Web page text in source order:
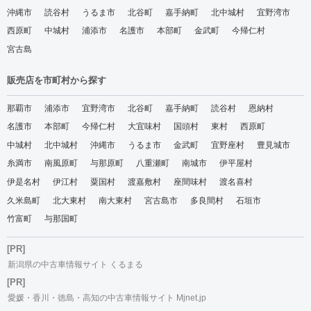
沖縄市
読谷村 うるま市 北谷町 嘉手納町 北中城村
宜野湾市
西原町
中城村 浦添市 名護市 本部町 金武町
今帰仁村
宮古島
販売店を市町村から探す
那覇市 浦添市 宜野湾市 北谷町 嘉手納町 読谷村
恩納村
名護市
本部町 今帰仁村 大宜味村 国頭村 東村
西原町
中城村
北中城村 沖縄市 うるま市 金武町 宜野座村
豊見城市
糸満市
南風原町 与那原町 八重瀬町 南城市
伊平屋村
伊是名村
伊江村 粟国村 渡嘉敷村 座間味村
渡名喜村
久米島町
北大東村 南大東村 宮古島市 多良間村
石垣市
竹富町
与那国町
[PR]
新潟県の中古車情報サイト くるまる
[PR]
愛媛・香川・徳島・高知の中古車情報サイト Mjnet.jp